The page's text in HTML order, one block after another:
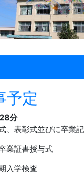
予定
分
、表彰式並びに卒業
業証書授与式
入学検査